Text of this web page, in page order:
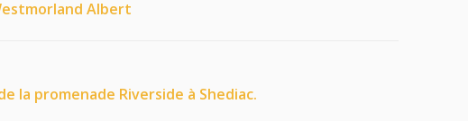
Albert
la promenade Riverside à Shediac.